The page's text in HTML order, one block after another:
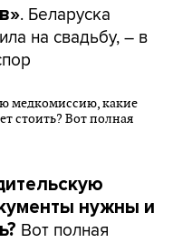
. Беларуска
на свадьбу, – в
нужны и
Вот полная